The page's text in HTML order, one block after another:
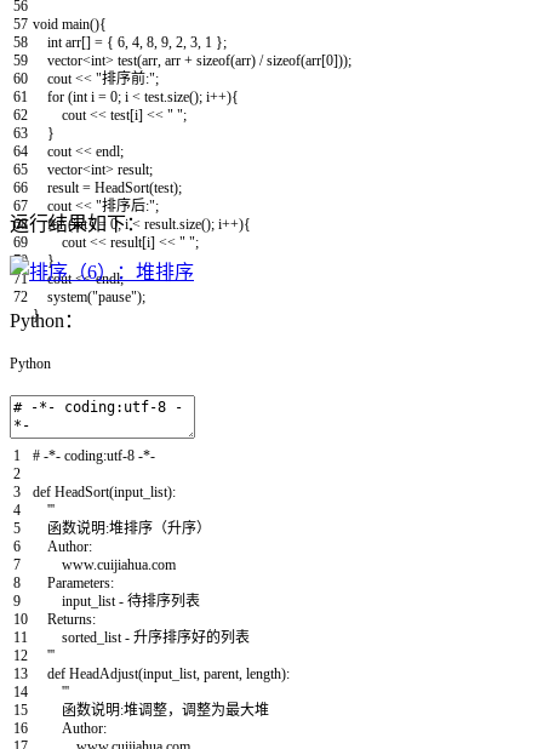
56
57
58
59
60
61
62
63
64
65
66
67
68
69
70
71
72
void main(){
int arr[] = { 6 4 8 9 2 3 1 };
vector<int> test(arr arr + sizeof(arr) / sizeof(arr[0]));
cout << "排序前:";
for (int i = 0; i < test size(); i++){
cout << test[i] << " ";
}
cout << endl;
vector<int> result;
result = HeadSort(test);
cout << "排序后:";
for (int i = 0; i < result size(); i++){
cout << result[i] << " ";
}
cout << endl;
system("pause");
}
运行结果如下：
Python：
Python
1
2
3
4
5
6
7
8
9
10
11
12
13
14
15
16
# -*- coding:utf-8 -*-
def HeadSort(input_list):
'''
函数说明:堆排序（升序）
Author:
www.cuijiahua.com
Parameters:
input_list - 待排序列表
Returns:
sorted_list - 升序排序好的列表
'''
def HeadAdjust(input_list parent length):
'''
函数说明:堆调整，调整为最大堆
Author: